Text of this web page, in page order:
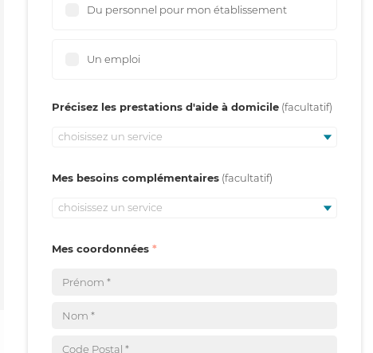
Du personnel pour mon établissement
Un emploi
Précisez les prestations d'aide à domicile
choisissez un service
Mes besoins complémentaires
choisissez un service
Mes coordonnées